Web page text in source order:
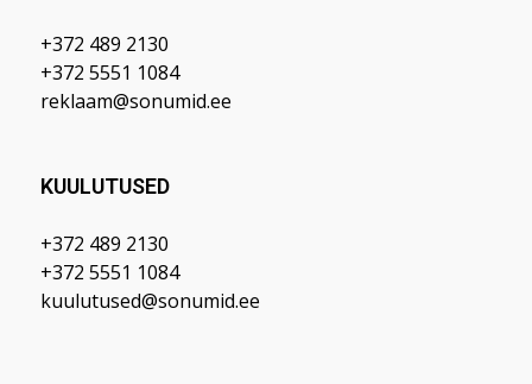
+372 489 2130
+372 5551 1084
reklaam@sonumid.ee
KUULUTUSED
+372 489 2130
+372 5551 1084
kuulutused@sonumid.ee